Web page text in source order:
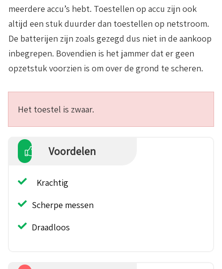
meerdere accu’s hebt. Toestellen op accu zijn ook
altijd een stuk duurder dan toestellen op netstroom.
De batterijen zijn zoals gezegd dus niet in de aankoop
inbegrepen. Bovendien is het jammer dat er geen
opzetstuk voorzien is om over de grond te scheren.
Het toestel is zwaar.
Voordelen
Krachtig
Scherpe messen
Draadloos